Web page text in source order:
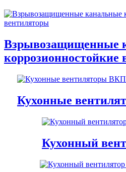
Взрывозащищенные
коррозионностойкие
Кухонные
Кухонный